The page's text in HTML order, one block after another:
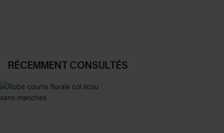
RÉCEMMENT CONSULTÉS